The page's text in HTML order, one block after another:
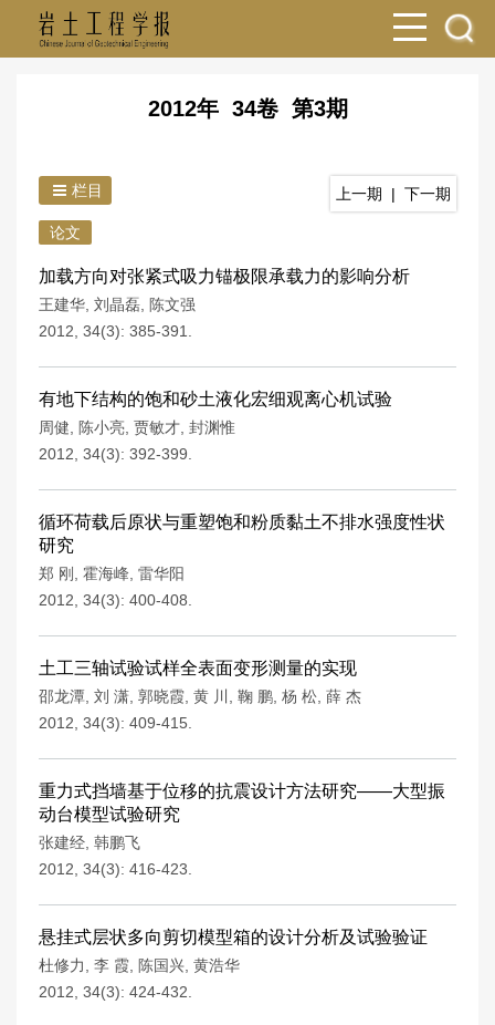
2012年 34卷 第3期
栏目 上一期 | 下一期
论文
加载方向对张紧式吸力锚极限承载力的影响分析
王建华 刘晶磊
陈文强
2012, 34(3): 385-391.
有地下结构的饱和砂土液化宏细观离心机试验
周健 陈小亮 贾敏才 封渊惟
2012, 34(3): 392-399.
循环荷载后原状与重塑饱和粉质黏土不排水强度性状
研究
郑 刚 霍海峰 雷华阳
2012, 34(3): 400-408.
土工三轴试验试样全表面变形测量的实现
邵龙潭 刘 潇 郭晓霞 黄 川 鞠 鹏 杨 松 薛 杰
2012, 34(3): 409-415.
重力式挡墙基于位移的抗震设计方法研究——大型振
动台模型试验研究
张建经 韩鹏飞
2012, 34(3): 416-423.
悬挂式层状多向剪切模型箱的设计分析及试验验证
杜修力 李 霞 陈国兴 黄浩华
2012, 34(3): 424-432.